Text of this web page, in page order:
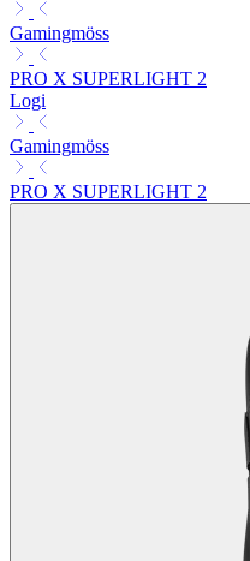
Gamingmöss
PRO X SUPERLIGHT 2
Logi
Gamingmöss
PRO X SUPERLIGHT 2